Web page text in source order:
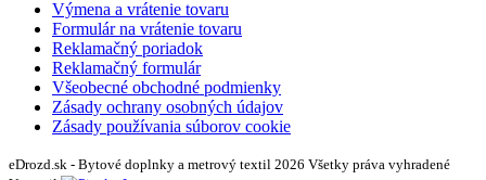
Výmena a vrátenie tovaru
Formulár na vrátenie tovaru
Reklamačný poriadok
Reklamačný formulár
Všeobecné obchodné podmienky
Zásady ochrany osobných údajov
Zásady používania súborov cookie
eDrozd.sk - Bytové doplnky a metrový textil 2026 Všetky práva vyhradené